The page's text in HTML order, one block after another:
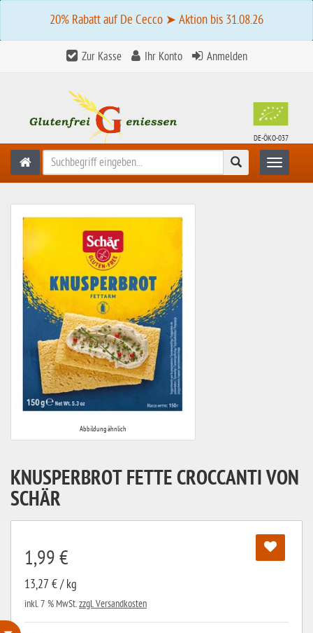
20% Rabatt auf De Cecco ➤ Aktion bis 31.08.26
Zur Kasse Ihr Konto Anmelden
DE-ÖKO-037
Suchen Toggle
Abbildung ähnlich
KNUSPERBROT FETTE CROCCANTI VON
SCHÄR
1,99 €
13,27 € / kg
inkl. 7 % MwSt.zzgl. Versandkosten